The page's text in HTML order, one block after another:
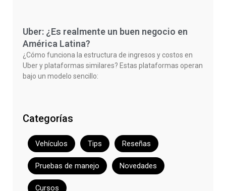
Uber: ¿Es realmente un buen negocio en
América Latina?
¿Cómo funciona la estructura de ingresos y costos en
Uber y plataformas similares? Estas plataformas operan
bajo un modelo sencillo:
Categorías
Vehículos Tips Reseñas
Pruebas de manejo Novedades
Cursos